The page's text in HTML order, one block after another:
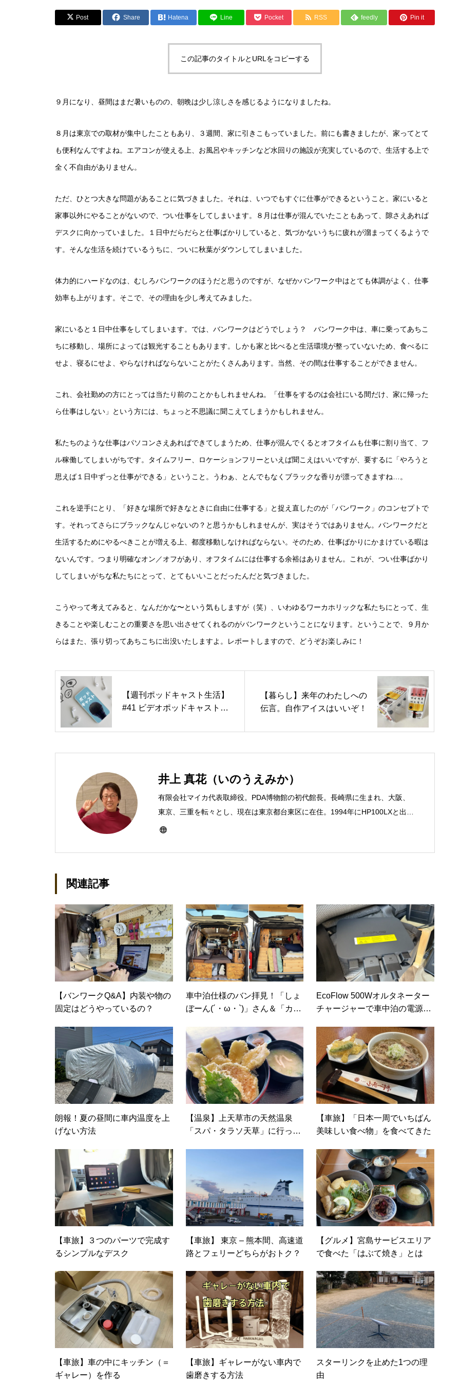
Post Share Hatena Line Pocket RSS feedly Pin it
この記事のタイトルとURLをコピーする
９月になり、昼間はまだ暑いものの、朝晩は少し涼しさを感じるようになりましたね。
８月は東京での取材が集中したこともあり、３週間、家に引きこもっていました。前にも書きましたが、家ってとて
も便利なんですよね。エアコンが使える上、お風呂やキッチンなど水回りの施設が充実しているので、生活する上で
全く不自由がありません。
ただ、ひとつ大きな問題があることに気づきました。それは、いつでもすぐに仕事ができるということ。家にいると
家事以外にやることがないので、つい仕事をしてしまいます。８月は仕事が混んでいたこともあって、隙さえあれば
デスクに向かっていました。１日中だらだらと仕事ばかりしていると、気づかないうちに疲れが溜まってくるようで
す。そんな生活を続けているうちに、ついに秋葉がダウンしてしまいました。
体力的にハードなのは、むしろバンワークのほうだと思うのですが、なぜかバンワーク中はとても体調がよく、仕事
効率も上がります。そこで、その理由を少し考えてみました。
家にいると１日中仕事をしてしまいます。では、バンワークはどうでしょう？ バンワーク中は、車に乗ってあちこ
ちに移動し、場所によっては観光することもあります。しかも家と比べると生活環境が整っていないため、食べるに
せよ、寝るにせよ、やらなければならないことがたくさんあります。当然、その間は仕事することができません。
これ、会社勤めの方にとっては当たり前のことかもしれませんね。「仕事をするのは会社にいる間だけ、家に帰った
ら仕事はしない」という方には、ちょっと不思議に聞こえてしまうかもしれません。
私たちのような仕事はパソコンさえあればできてしまうため、仕事が混んでくるとオフタイムも仕事に割り当て、フ
ル稼働してしまいがちです。タイムフリー、ロケーションフリーといえば聞こえはいいですが、要するに「やろうと
思えば１日中ずっと仕事ができる」ということ。うわぁ、とんでもなくブラックな香りが漂ってきますね…。
これを逆手にとり、「好きな場所で好きなときに自由に仕事する」と捉え直したのが「バンワーク」のコンセプトで
す。それってさらにブラックなんじゃないの？と思うかもしれませんが、実はそうではありません。バンワークだと
生活するためにやるべきことが増える上、都度移動しなければならない。そのため、仕事ばかりにかまけている暇は
ないんです。つまり明確なオン／オフがあり、オフタイムには仕事する余裕はありません。これが、つい仕事ばかり
してしまいがちな私たちにとって、とてもいいことだったんだと気づきました。
こうやって考えてみると、なんだかな〜という気もしますが（笑）、いわゆるワーカホリックな私たちにとって、生
きることや楽しむことの重要さを思い出させてくれるのがバンワークということになります。ということで、９月か
らはまた、張り切ってあちこちに出没いたしますよ。レポートしますので、どうぞお楽しみに！
【週刊ポッドキャスト生活】
#41 ビデオポッドキャストの
encastr
【暮らし】来年のわたしへの
伝言。自作アイスはいいぞ！
井上 真花（いのうえみか）
有限会社マイカ代表取締役。PDA博物館の初代館長。長崎県に生まれ、大阪、
東京、三重を転々とし、現在は東京都台東区に在住。1994年にHP100LXと出会
ったのをきかっけに、フリーライターとして雑誌、書籍などで執筆するように
イカ」を設立。主な業務は、一般誌や専門誌、業界紙や新聞、Web媒体など
務める。趣味は考えること。
関連記事
【バンワークQ&A】内装や物の
固定はどうやっているの？
車中泊仕様のバン拝見！「しょ
ぼーん(´・ω・`)」さん＆「カジ
EcoFlow 500Wオルタネーター
チャージャーで車中泊の電源問
朗報！夏の昼間に車内温度を上
げない方法
【温泉】上天草市の天然温泉
「スパ・タラソ天草」に行って
【車旅】「日本一周でいちばん
美味しい食べ物」を食べてきた
【車旅】３つのパーツで完成す
るシンプルなデスク
【車旅】 東京 – 熊本間、高速道
路とフェリーどちらがおトク？
【グルメ】宮島サービスエリア
で食べた「はぶて焼き」とは
【車旅】車の中にキッチン（＝
ギャレー）を作る
【車旅】ギャレーがない車内で
歯磨きする方法
スターリンクを止めた1つの理
由